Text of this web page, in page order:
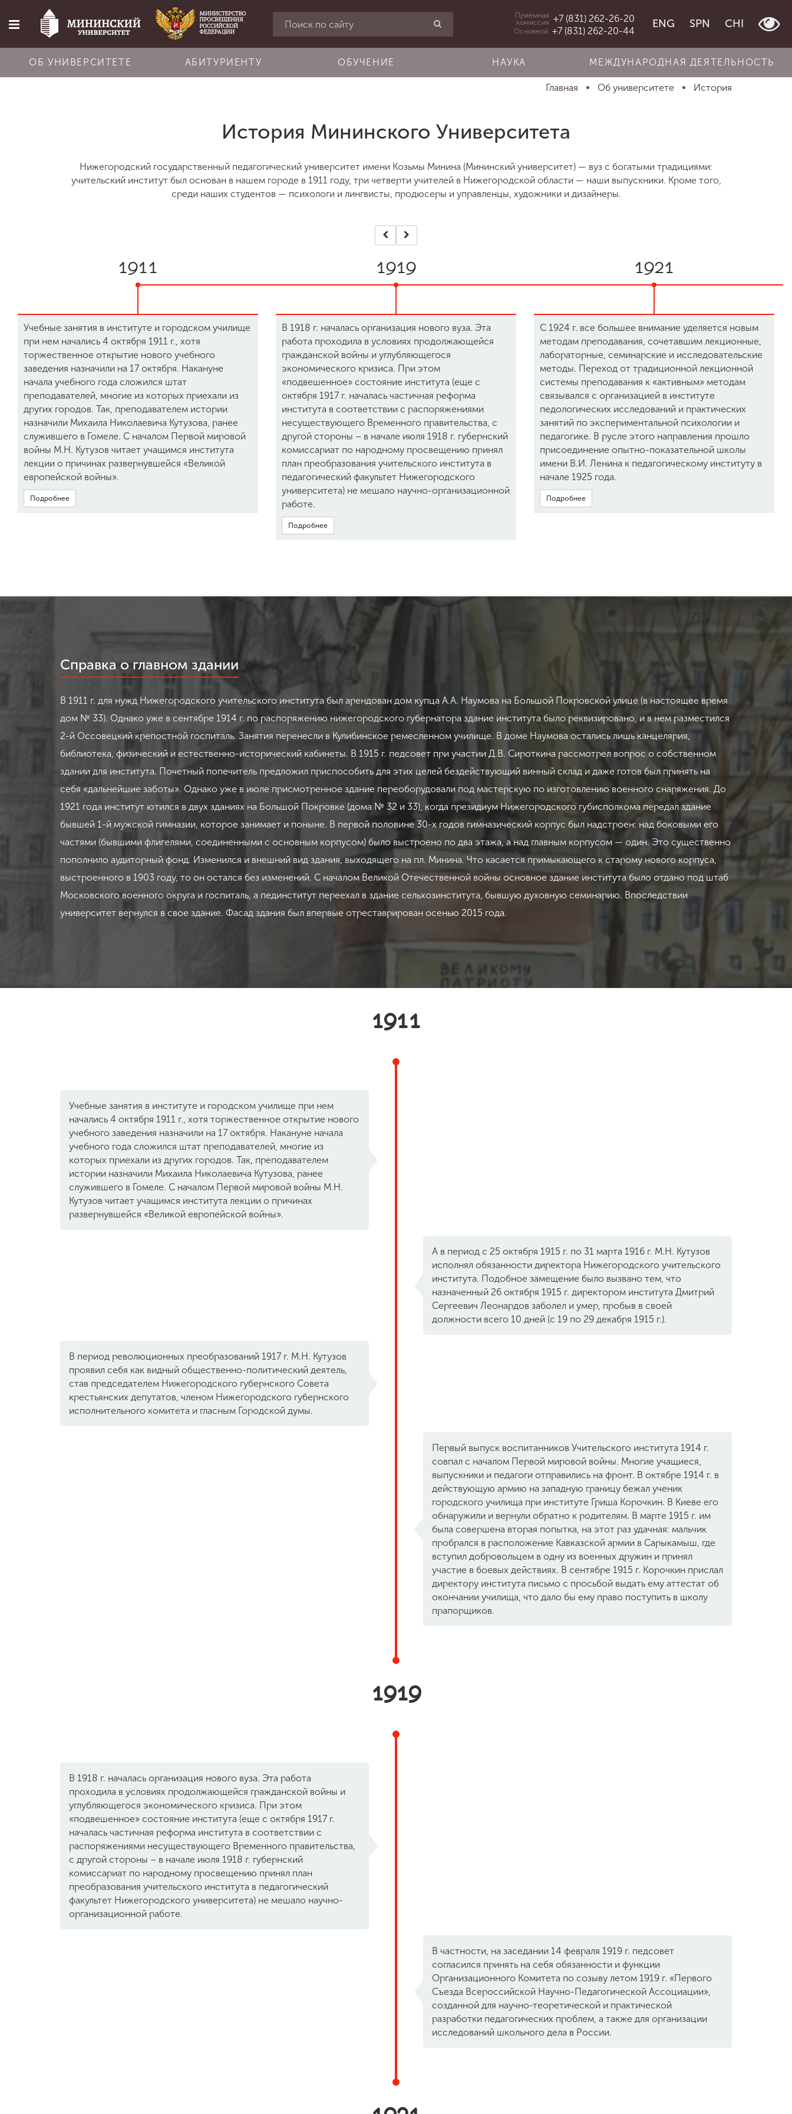
Абитуриенту
деятельности
Студенческая
жизнь
Сведения об
образовательной
организации
Приемная
комиссия
Приемная
комиссия +7 (831) 262-26-20
Основной +7 (831) 262-20-44
ENG SPN CHI
ОБ УНИВЕРСИТЕТЕ АБИТУРИЕНТУ ОБУЧЕНИЕ НАУКА МЕЖДУНАРОДНАЯ ДЕЯТЕЛЬНОСТЬ
Главная Об университете История
История Мининского Университета
Нижегородский государственный педагогический университет имени Козьмы Минина (Мининский университет) — вуз с богатыми традициями:
учительский институт был основан в нашем городе в 1911 году, три четверти учителей в Нижегородской области — наши выпускники. Кроме того,
среди наших студентов — психологи и лингвисты, продюсеры и управленцы, художники и дизайнеры.
1911
Учебные занятия в институте и городском училище
при нем начались 4 октября 1911 г., хотя
торжественное открытие нового учебного
заведения назначили на 17 октября. Накануне
начала учебного года сложился штат
преподавателей, многие из которых приехали из
других городов. Так, преподавателем истории
назначили Михаила Николаевича Кутузова, ранее
служившего в Гомеле. С началом Первой мировой
войны М.Н. Кутузов читает учащимся института
лекции о причинах развернувшейся «Великой
европейской войны».
Подробнее
1919
В 1918 г. началась организация нового вуза. Эта
работа проходила в условиях продолжающейся
гражданской войны и углубляющегося
экономического кризиса. При этом
«подвешенное» состояние института (еще с
октября 1917 г. началась частичная реформа
института в соответствии с распоряжениями
несуществующего Временного правительства, с
другой стороны – в начале июля 1918 г. губернский
комиссариат по народному просвещению принял
план преобразования учительского института в
педагогический факультет Нижегородского
университета) не мешало научно-организационной
работе.
Подробнее
1921
С 1924 г. все большее внимание уделяется новым
методам преподавания, сочетавшим лекционные,
лабораторные, семинарские и исследовательские
методы. Переход от традиционной лекционной
системы преподавания к «активным» методам
связывался с организацией в институте
педологических исследований и практических
занятий по экспериментальной психологии и
педагогике. В русле этого направления прошло
присоединение опытно-показательной школы
имени В.И. Ленина к педагогическому институту в
начале 1925 года.
Подробнее
Справка о главном здании
В 1911 г. для нужд Нижегородского учительского института был арендован дом купца А.А. Наумова на Большой Покровской улице (в настоящее время
дом № 33). Однако уже в сентябре 1914 г. по распоряжению нижегородского губернатора здание института было реквизировано, и в нем разместился
2-й Оссовецкий крепостной госпиталь. Занятия перенесли в Кулибинское ремесленном училище. В доме Наумова остались лишь канцелярия,
библиотека, физический и естественно-исторический кабинеты. В 1915 г. педсовет при участии Д.В. Сироткина рассмотрел вопрос о собственном
здании для института. Почетный попечитель предложил приспособить для этих целей бездействующий винный склад и даже готов был принять на
себя «дальнейшие заботы». Однако уже в июле присмотренное здание переоборудовали под мастерскую по изготовлению военного снаряжения. До
1921 года институт ютился в двух зданиях на Большой Покровке (дома № 32 и 33), когда президиум Нижегородского губисполкома передал здание
бывшей 1-й мужской гимназии, которое занимает и поныне. В первой половине 30-х годов гимназический корпус был надстроен: над боковыми его
частями (бывшими флигелями, соединенными с основным корпусом) было выстроено по два этажа, а над главным корпусом — один. Это существенно
пополнило аудиторный фонд. Изменился и внешний вид здания, выходящего на пл. Минина. Что касается примыкающего к старому нового корпуса,
выстроенного в 1903 году, то он остался без изменений. С началом Великой Отечественной войны основное здание института было отдано под штаб
Московского военного округа и госпиталь, а пединститут переехал в здание сельхозинститута, бывшую духовную семинарию. Впоследствии
университет вернулся в свое здание. Фасад здания был впервые отреставрирован осенью 2015 года.
1911
Учебные занятия в институте и городском училище при нем
начались 4 октября 1911 г., хотя торжественное открытие нового
учебного заведения назначили на 17 октября. Накануне начала
учебного года сложился штат преподавателей, многие из
которых приехали из других городов. Так, преподавателем
истории назначили Михаила Николаевича Кутузова, ранее
служившего в Гомеле. С началом Первой мировой войны М.Н.
Кутузов читает учащимся института лекции о причинах
развернувшейся «Великой европейской войны».
А в период с 25 октября 1915 г. по 31 марта 1916 г. М.Н. Кутузов
исполнял обязанности директора Нижегородского учительского
института. Подобное замещение было вызвано тем, что
назначенный 26 октября 1915 г. директором института Дмитрий
Сергеевич Леонардов заболел и умер, пробыв в своей
должности всего 10 дней (с 19 по 29 декабря 1915 г.).
В период революционных преобразований 1917 г. М.Н. Кутузов
проявил себя как видный общественно-политический деятель,
став председателем Нижегородского губернского Совета
крестьянских депутатов, членом Нижегородского губернского
исполнительного комитета и гласным Городской думы.
Первый выпуск воспитанников Учительского института 1914 г.
совпал с началом Первой мировой войны. Многие учащиеся,
выпускники и педагоги отправились на фронт. В октябре 1914 г. в
действующую армию на западную границу бежал ученик
городского училища при институте Гриша Корочкин. В Киеве его
обнаружили и вернули обратно к родителям. В марте 1915 г. им
была совершена вторая попытка, на этот раз удачная: мальчик
пробрался в расположение Кавказской армии в Сарыкамыш, где
вступил добровольцем в одну из военных дружин и принял
участие в боевых действиях. В сентябре 1915 г. Корочкин прислал
директору института письмо с просьбой выдать ему аттестат об
окончании училища, что дало бы ему право поступить в школу
прапорщиков.
1919
В 1918 г. началась организация нового вуза. Эта работа
проходила в условиях продолжающейся гражданской войны и
углубляющегося экономического кризиса. При этом
«подвешенное» состояние института (еще с октября 1917 г.
началась частичная реформа института в соответствии с
распоряжениями несуществующего Временного правительства,
с другой стороны – в начале июля 1918 г. губернский
комиссариат по народному просвещению принял план
преобразования учительского института в педагогический
факультет Нижегородского университета) не мешало научно-
организационной работе.
В частности, на заседании 14 февраля 1919 г. педсовет
согласился принять на себя обязанности и функции
Организационного Комитета по созыву летом 1919 г. «Первого
Съезда Всероссийской Научно-Педагогической Ассоциации»,
созданной для научно-теоретической и практической
разработки педагогических проблем, а также для организации
исследований школьного дела в России.